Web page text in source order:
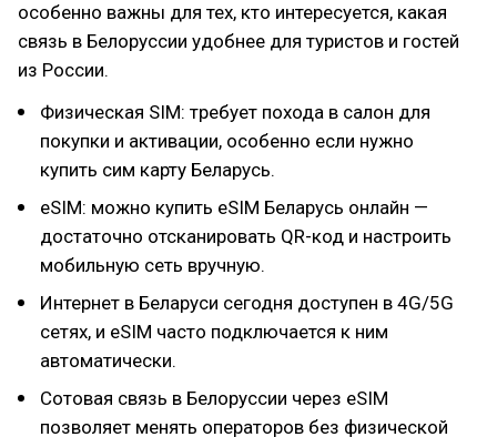
особенно важны для тех, кто интересуется, какая
связь в Белоруссии удобнее для туристов и гостей
из России.
Физическая SIM: требует похода в салон для
покупки и активации, особенно если нужно
купить сим карту Беларусь.
eSIM: можно купить eSIM Беларусь онлайн —
достаточно отсканировать QR-код и настроить
мобильную сеть вручную.
Интернет в Беларуси сегодня доступен в 4G/5G
сетях, и eSIM часто подключается к ним
автоматически.
Сотовая связь в Белоруссии через eSIM
позволяет менять операторов без физической